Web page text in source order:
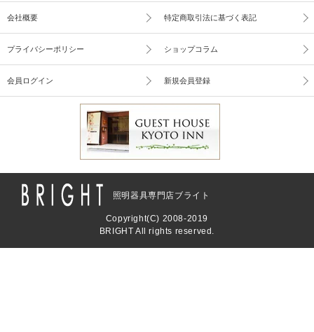
会社概要 特定商取引法に基づく表記
プライバシーポリシー ショップコラム
会員ログイン 新規会員登録
照明器具専門店ブライト
Copyright(C) 2008-2019
BRIGHT All rights reserved.